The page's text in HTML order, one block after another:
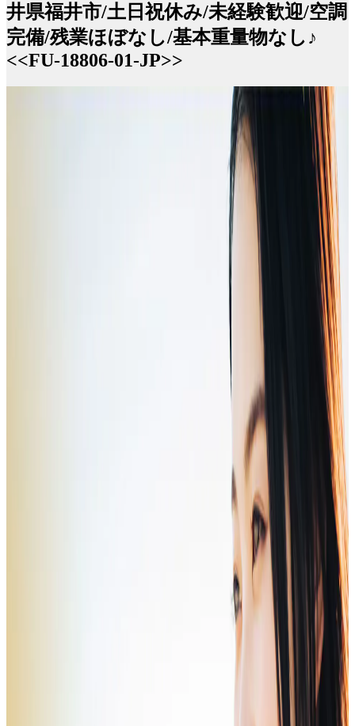
井県福井市/土日祝休み/未経験歓迎/空調
完備/残業ほぼなし/基本重量物なし♪
<<FU-18806-01-JP>>